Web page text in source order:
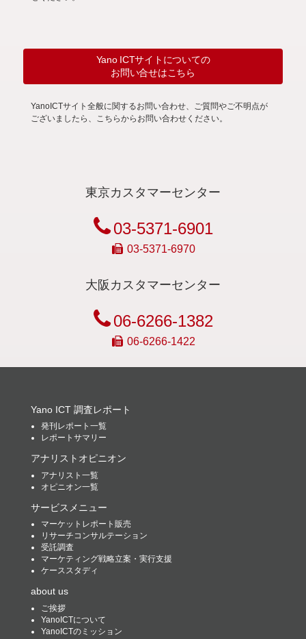
Yano ICTサイトについての
お問い合せはこちら
YanoICTサイト全般に関するお問い合わせ、ご質問やご不明点が
ございましたら、こちらからお問い合わせください。
東京カスタマーセンター
03-5371-6901
03-5371-6970
大阪カスタマーセンター
06-6266-1382
06-6266-1422
Yano ICT 調査レポート
発刊レポート一覧
レポートサマリー
アナリストオピニオン
アナリスト一覧
オピニオン一覧
サービスメニュー
マーケットレポート販売
リサーチコンサルテーション
受託調査
マーケティング戦略立案・実行支援
ケーススタディ
about us
ご挨拶
YanoICTについて
YanoICTのミッション